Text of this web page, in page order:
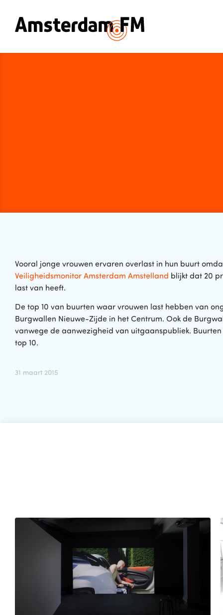
Vooral jonge vrouwen ervaren overlast in hun buurt
Veiligheidsmonitor Amsterdam Amstelland blijkt dat 20
last van heeft.
De top 10 van buurten waar vrouwen last hebben van
Burgwallen Nieuwe-Zijde in het Centrum. Ook de
vanwege de aanwezigheid van uitgaanspubliek.
top 10.
31 maart 2015